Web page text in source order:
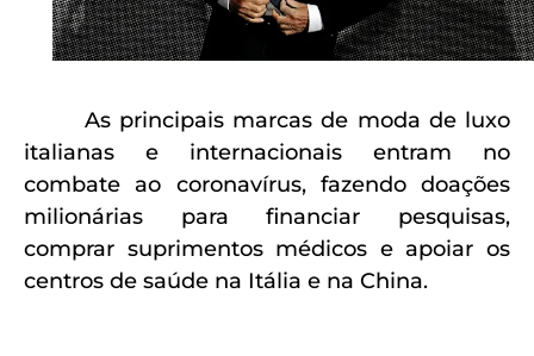
As principais marcas de moda de luxo
italianas e internacionais entram no
combate ao coronavírus, fazendo doações
milionárias para financiar pesquisas,
comprar suprimentos médicos e apoiar os
centros de saúde na Itália e na China.